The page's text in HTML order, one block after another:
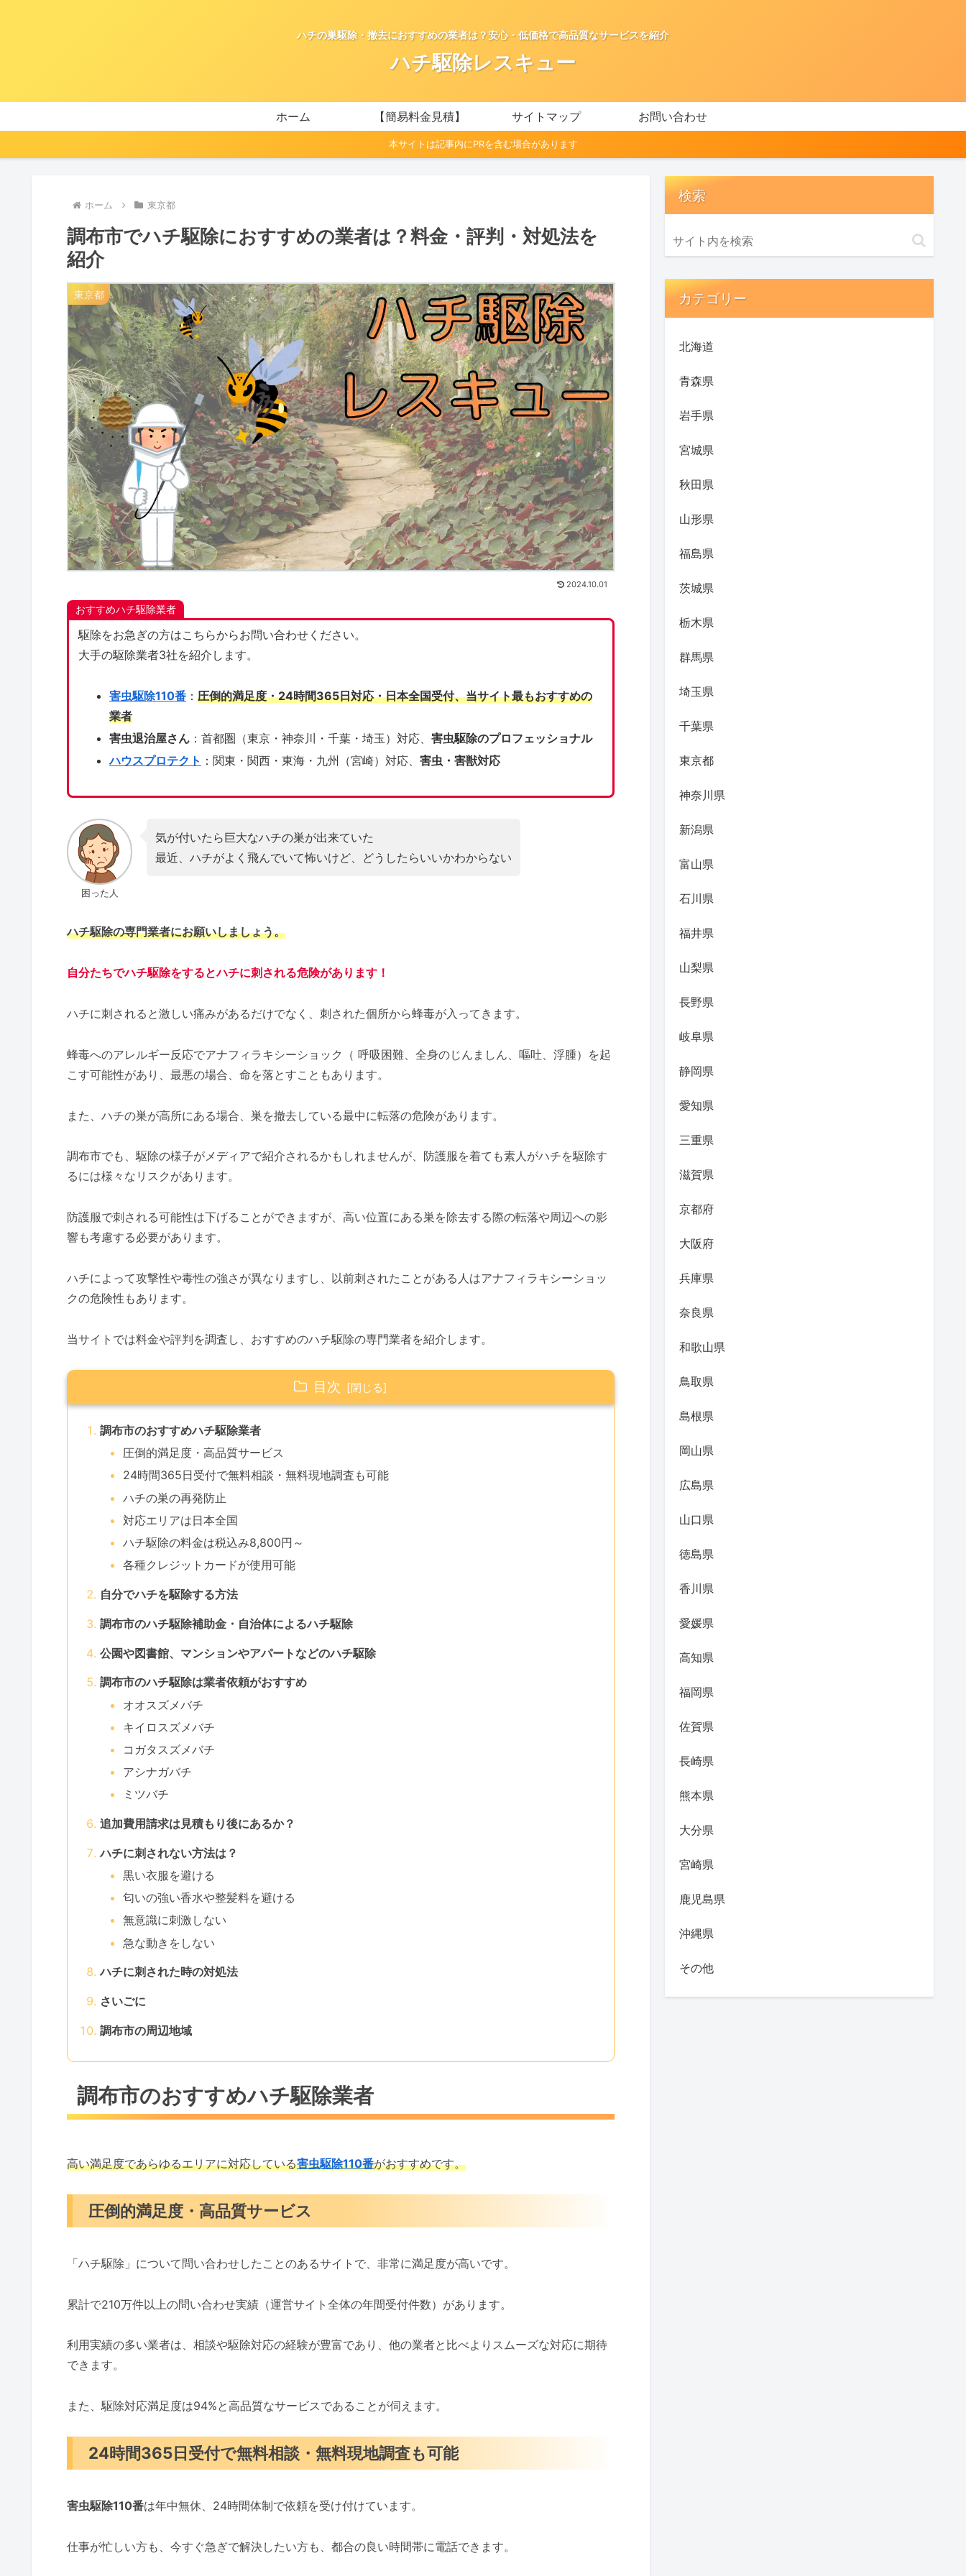
ハチの巣駆除・撤去におすすめの業者は？安心・低価格で高品質なサービスを紹介
ハチ駆除レスキュー
ホーム 【簡易料金見積】 サイトマップ お問い合わせ
本サイトは記事内にPRを含む場合があります
ホーム 東京都
調布市でハチ駆除におすすめの業者は？料金・評判・対処法を
紹介
東京都
2024.10.01
おすすめハチ駆除業者
駆除をお急ぎの方はこちらからお問い合わせください。
大手の駆除業者3社を紹介します。
害虫駆除110番： 圧倒的満足度・24時間365日対応・日本全国受付、当サイト最もおすすめの
業者
害虫退治屋さん：首都圏（東京・神奈川・千葉・埼玉）対応、 害虫駆除のプロフェッショナル
ハウスプロテクト ：関東・関西・東海・九州（宮崎）対応、 害虫・害獣対応
困った人
気が付いたら巨大なハチの巣が出来ていた
最近、ハチがよく飛んでいて怖いけど、どうしたらいいかわからない
ハチ駆除の専門業者にお願いしましょう。
自分たちでハチ駆除をするとハチに刺される危険があります！
ハチに刺されると激しい痛みがあるだけでなく、刺された個所から蜂毒が入ってきます。
蜂毒へのアレルギー反応でアナフィラキシーショック（ 呼吸困難、全身のじんましん、嘔吐、浮腫）を起
こす可能性があり、最悪の場合、命を落とすこともあります。
また、ハチの巣が高所にある場合、巣を撤去している最中に転落の危険があります。
調布市でも、駆除の様子がメディアで紹介されるかもしれませんが、防護服を着ても素人がハチを駆除す
るには様々なリスクがあります。
防護服で刺される可能性は下げることができますが、高い位置にある巣を除去する際の転落や周辺への影
響も考慮する必要があります。
ハチによって攻撃性や毒性の強さが異なりますし、以前刺されたことがある人はアナフィラキシーショッ
クの危険性もあります。
当サイトでは料金や評判を調査し、おすすめのハチ駆除の専門業者を紹介します。
目次
調布市のおすすめハチ駆除業者
圧倒的満足度・高品質サービス
24時間365日受付で無料相談・無料現地調査も可能
ハチの巣の再発防止
対応エリアは日本全国
ハチ駆除の料金は税込み8,800円～
各種クレジットカードが使用可能
自分でハチを駆除する方法
調布市のハチ駆除補助金・自治体によるハチ駆除
公園や図書館、マンションやアパートなどのハチ駆除
調布市のハチ駆除は業者依頼がおすすめ
オオスズメバチ
キイロスズメバチ
コガタスズメバチ
アシナガバチ
ミツバチ
追加費用請求は見積もり後にあるか？
ハチに刺されない方法は？
黒い衣服を避ける
匂いの強い香水や整髪料を避ける
無意識に刺激しない
急な動きをしない
ハチに刺された時の対処法
さいごに
調布市の周辺地域
調布市のおすすめハチ駆除業者
高い満足度であらゆるエリアに対応している害虫駆除110番がおすすめです。
圧倒的満足度・高品質サービス
「ハチ駆除」について問い合わせしたことのあるサイトで、非常に満足度が高いです。
累計で210万件以上の問い合わせ実績（運営サイト全体の年間受付件数）があります。
利用実績の多い業者は、相談や駆除対応の経験が豊富であり、他の業者と比べよりスムーズな対応に期待
できます。
また、駆除対応満足度は94%と高品質なサービスであることが伺えます。
24時間365日受付で無料相談・無料現地調査も可能
害虫駆除110番は年中無休、24時間体制で依頼を受け付けています。
仕事が忙しい方も、今すぐ急ぎで解決したい方も、都合の良い時間帯に電話できます。
検索
カテゴリー
北海道
青森県
岩手県
宮城県
秋田県
山形県
福島県
茨城県
栃木県
群馬県
埼玉県
千葉県
東京都
神奈川県
新潟県
富山県
石川県
福井県
山梨県
長野県
岐阜県
静岡県
愛知県
三重県
滋賀県
京都府
大阪府
兵庫県
奈良県
和歌山県
鳥取県
島根県
岡山県
広島県
山口県
徳島県
香川県
愛媛県
高知県
福岡県
佐賀県
長崎県
熊本県
大分県
宮崎県
鹿児島県
沖縄県
その他